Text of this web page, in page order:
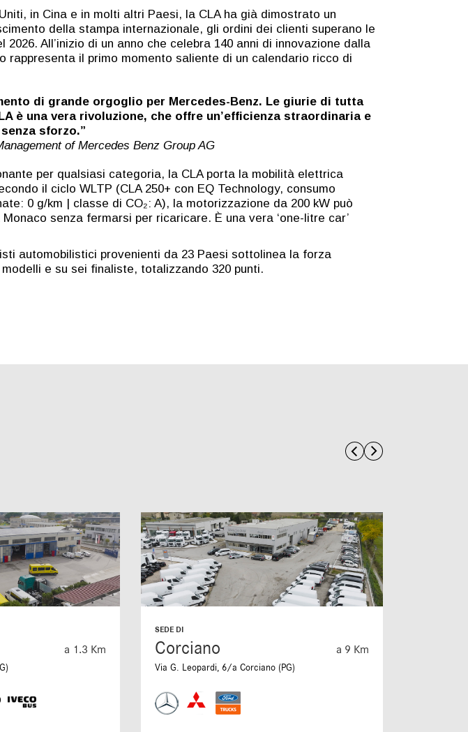
in Cina e in molti altri Paesi, la CLA ha già dimostrato un
della stampa internazionale, gli ordini dei clienti superano le
All’inizio di un anno che celebra 140 anni di innovazione dalla
rappresenta il primo momento saliente di un calendario ricco di
di grande orgoglio per Mercedes-Benz. Le giurie di tutta
è una vera rivoluzione, che offre un’efficienza straordinaria e
sforzo.”
of Mercedes Benz Group AG
per qualsiasi categoria, la CLA porta la mobilità elettrica
il ciclo WLTP (CLA 250+ con EQ Technology, consumo
0 g/km | classe di CO₂: A), la motorizzazione da 200 kW può
senza fermarsi per ricaricare. È una vera ‘one-litre car’
automobilistici provenienti da 23 Paesi sottolinea la forza
e su sei finaliste, totalizzando 320 punti.
a 1.3 Km
SEDE DI
Corciano a 9 Km
Via G. Leopardi, 6/a Corciano (PG)